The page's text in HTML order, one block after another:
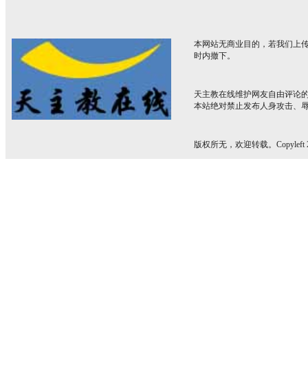
本网站无商业目的，若我们上
时内撤下。
天主教在线维护网友自由评论
本站绝对禁止发布人身攻击、
版权所无，欢迎转载。